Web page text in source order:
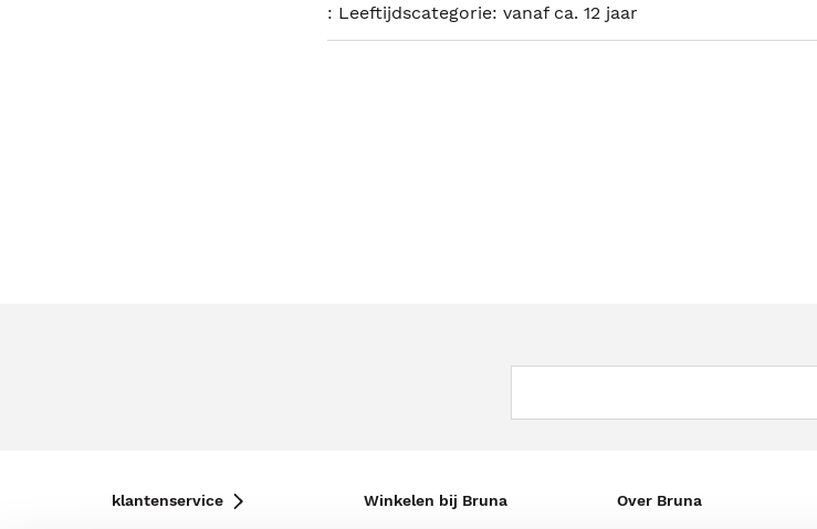
: Leeftijdscategorie: vanaf ca. 12 jaar
klantenservice Winkelen bij Bruna Over Bruna